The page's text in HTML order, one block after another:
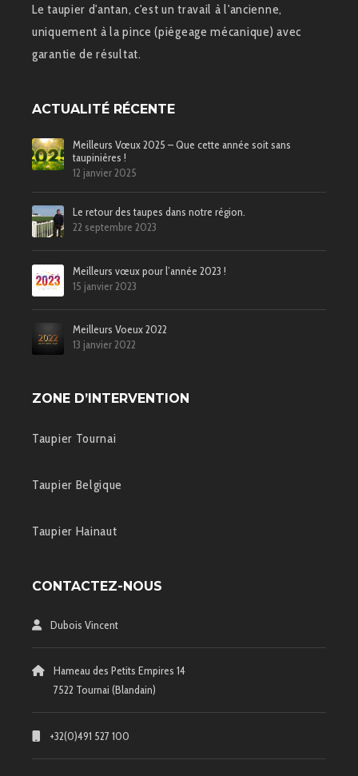
Le taupier d'antan, c'est un travail à l'ancienne,
uniquement à la pince (piégeage mécanique) avec
garantie de résultat.
ACTUALITÉ RÉCENTE
Meilleurs Vœux 2025 – Que cette année soit sans
taupinières !
12 janvier 2025
Le retour des taupes dans notre région.
22 septembre 2023
Meilleurs vœux pour l’année 2023 !
15 janvier 2023
Meilleurs Voeux 2022
13 janvier 2022
ZONE D’INTERVENTION
Taupier Tournai
Taupier Belgique
Taupier Hainaut
CONTACTEZ-NOUS
Dubois Vincent
Hameau des Petits Empires 14
7522 Tournai (Blandain)
+32(0)491 527 100